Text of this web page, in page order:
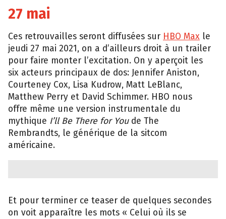
27 mai
Ces retrouvailles seront diffusées sur HBO Max le
jeudi 27 mai 2021, on a d’ailleurs droit à un trailer
pour faire monter l’excitation. On y aperçoit les
six acteurs principaux de dos: Jennifer Aniston,
Courteney Cox, Lisa Kudrow, Matt LeBlanc,
Matthew Perry et David Schimmer. HBO nous
offre même une version instrumentale du
mythique I’ll Be There for Youde The
Rembrandts, le générique de la sitcom
américaine.
Et pour terminer ce teaser de quelques secondes
on voit apparaître les mots « Celui où ils se